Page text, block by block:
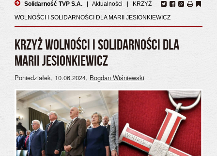
Solidarność TVP S.A. Aktualności
KRZYŻ
WOLNOŚCI I SOLIDARNOŚCI DLA MARII JESIONKIEWICZ
KRZYŻ WOLNOŚCI I SOLIDARNOŚCI DLA
MARII JESIONKIEWICZ
Poniedziałek, 10.06.2024, Bogdan Wiśniewski